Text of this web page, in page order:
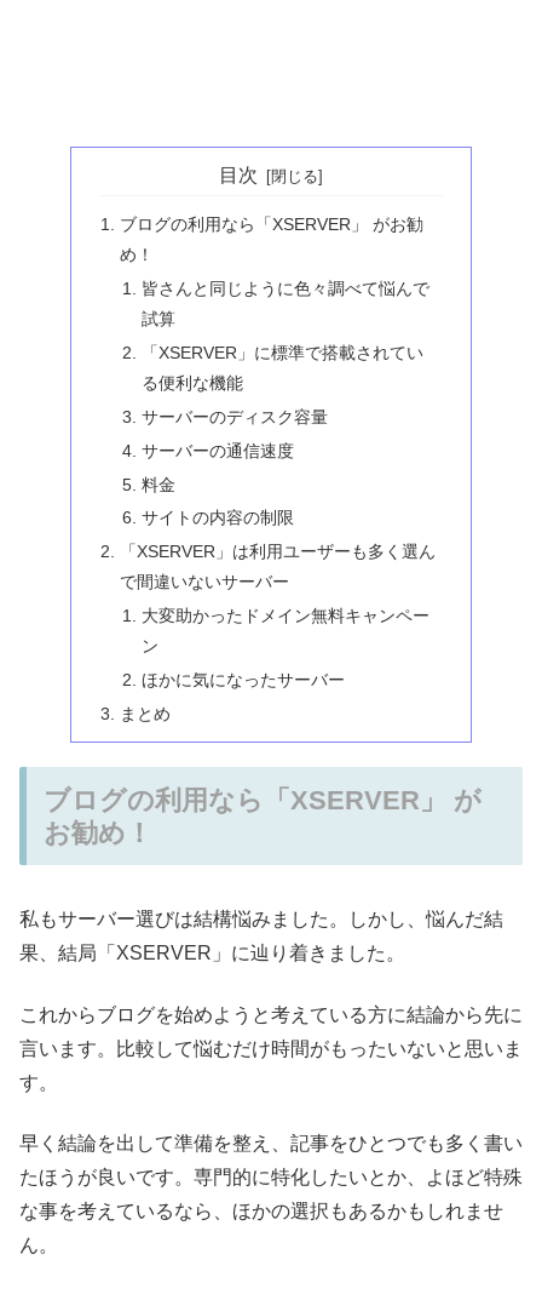
目次
ブログの利用なら「XSERVER」 がお勧
め！
皆さんと同じように色々調べて悩んで
試算
「XSERVER」に標準で搭載されてい
る便利な機能
サーバーのディスク容量
サーバーの通信速度
料金
サイトの内容の制限
「XSERVER」は利用ユーザーも多く選ん
で間違いないサーバー
大変助かったドメイン無料キャンペー
ン
ほかに気になったサーバー
まとめ
ブログの利用なら「XSERVER」 が
お勧め！
私もサーバー選びは結構悩みました。しかし、悩んだ結
果、結局「XSERVER」に辿り着きました。
これからブログを始めようと考えている方に結論から先に
言います。比較して悩むだけ時間がもったいないと思いま
す。
早く結論を出して準備を整え、記事をひとつでも多く書い
たほうが良いです。専門的に特化したいとか、よほど特殊
な事を考えているなら、ほかの選択もあるかもしれませ
ん。